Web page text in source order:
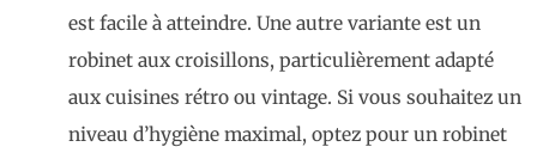
est facile à atteindre. Une autre variante est un
robinet aux croisillons, particulièrement adapté
aux cuisines rétro ou vintage. Si vous souhaitez un
niveau d’hygiène maximal, optez pour un robinet